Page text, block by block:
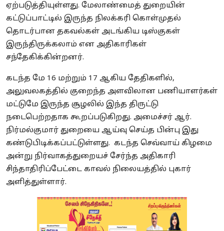
ஏற்படுத்தியுள்ளது. மேலாண்மைத் துறையின்
கட்டுப்பாட்டில் இருந்த நிலக்கரி கொள்முதல்
தொடர்பான தகவல்கள் அடங்கிய டிஸ்குகள்
இருந்திருக்கலாம் என அதிகாரிகள்
சந்தேகிக்கின்றனர்.
கடந்த மே 16 மற்றும் 17 ஆகிய தேதிகளில்,
அலுவலகத்தில் குறைந்த அளவிலான பணியாளர்கள்
மட்டுமே இருந்த சூழலில் இந்த திருட்டு
நடைபெற்றதாக கூறப்படுகிறது. அமைச்சர் ஆர்.
நிர்மல்குமார் துறையை ஆய்வு செய்த பின்பு இது
கண்டுபிடிக்கப்பட்டுள்ளது. கடந்த செவ்வாய் கிழமை
அன்று நிர்வாகத்துறையச் சேர்ந்த அதிகாரி
சிந்தாதிரிப்பேட்டை காவல் நிலையத்தில் புகார்
அளித்துள்ளார்.